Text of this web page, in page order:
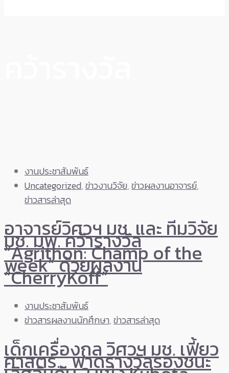
งานประชาสัมพันธ์
Uncategorized,ข่าวงานวิจัย,ข่าวผลงานอาจารย์,
ข่าวสารล่าสุด
อาจารย์วิศวฯ มช. และ ทีมวิจัย
มช. มพ. คว้ารางวัล
“Agrithon: Champ of the
week” ด้วยผลงาน
“CherryKoff”
งานประชาสัมพันธ์
ข่าวสารผลงานนักศึกษา,ข่าวสารล่าสุด
เด็กเครื่องกล วิศวฯ มช. เฟี้ยว
ศาสตร์… ฟาดรางวัลรองชนะ